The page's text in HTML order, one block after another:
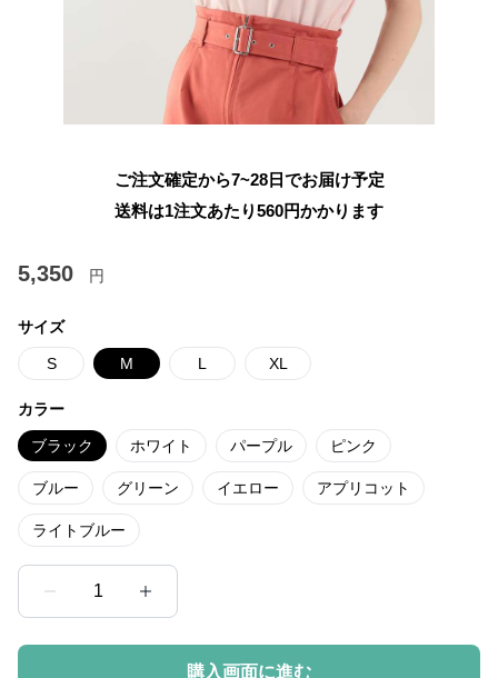
ご注文確定から7~28日でお届け予定
送料は1注文あたり560円かかります
5,350 円
サイズ
S M L XL
カラー
ブラック ホワイト パープル ピンク
ブルー グリーン イエロー アプリコット
ライトブルー
1
購入画面に進む